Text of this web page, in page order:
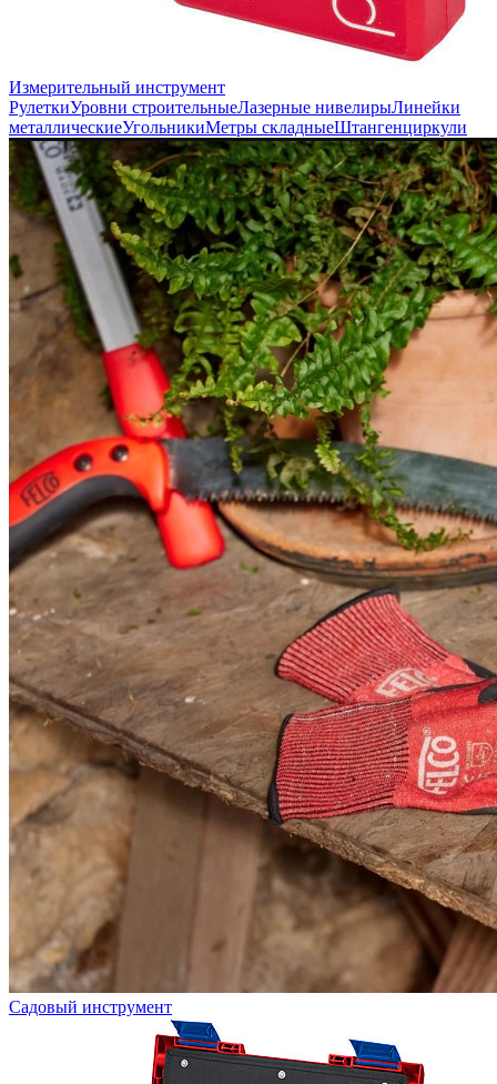
Измерительный инструмент
РулеткиУровни строительныеЛазерные нивелирыЛинейки
металлическиеУгольникиМетры складныеШтангенциркули
Садовый инструмент